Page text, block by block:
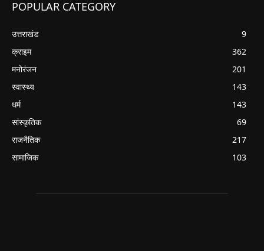
POPULAR CATEGORY
उत्तराखंड
9
क्राइम
362
मनोरंजन
201
स्वास्थ्य
143
धर्म
143
सांस्कृतिक
69
राजनैतिक
217
सामाजिक
103